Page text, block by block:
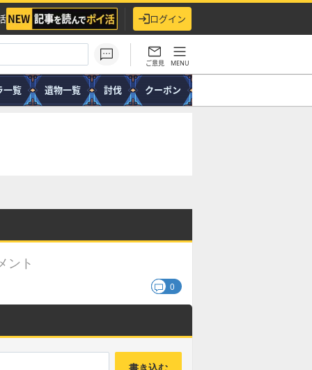
ログイン
ご意見 MENU
一覧 遺物一覧 討伐 クーポン
ント
0
書き込む